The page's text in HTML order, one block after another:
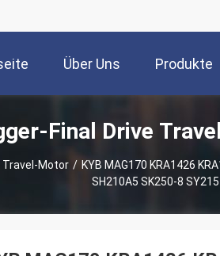
Über Uns Produkte
Final Drive
Travel-Motor / KYB MAG170 KRA1426
SH210A5 SK250-8